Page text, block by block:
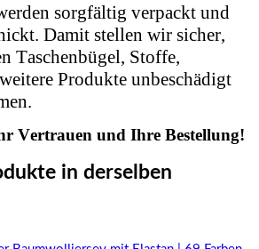
sorgfältig verpackt und
Damit stellen wir sicher,
Taschenbügel, Stoffe,
Produkte unbeschädigt
Vertrauen und Ihre Bestellung!
in derselben